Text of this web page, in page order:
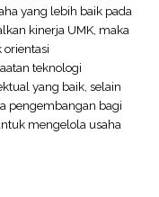
yang lebih baik pada
kinerja UMK, maka
teknologi
yang baik, selain
pengembangan bagi
mengelola usaha